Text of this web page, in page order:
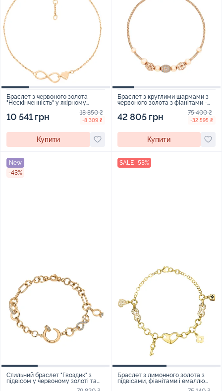
Браслет з червоного золота
"Нескінченність" у якірному
10 541 грн 18 850 ₴
-8 309 ₴
Купити
Браслет з круглими шармами з
червоного золота з фіанітами -
42 805 грн 75 400 ₴
-32 595 ₴
Купити
New
-43%
Стильний браслет "Гвоздик" з
підвісом у червоному золоті та
якірним плетінням - 1858575
SALE -53%
Браслет з лимонного золота з
підвісами, фіанітами і емаллю
плетіння шопард - 967259